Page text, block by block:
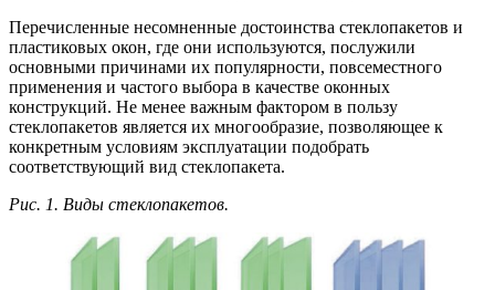
Перечисленные несомненные достоинства стеклопакетов и
пластиковых окон, где они используются, послужили
основными причинами их популярности, повсеместного
применения и частого выбора в качестве оконных
конструкций. Не менее важным фактором в пользу
стеклопакетов является их многообразие, позволяющее к
конкретным условиям эксплуатации подобрать
соответствующий вид стеклопакета.
Рис. 1. Виды стеклопакетов.